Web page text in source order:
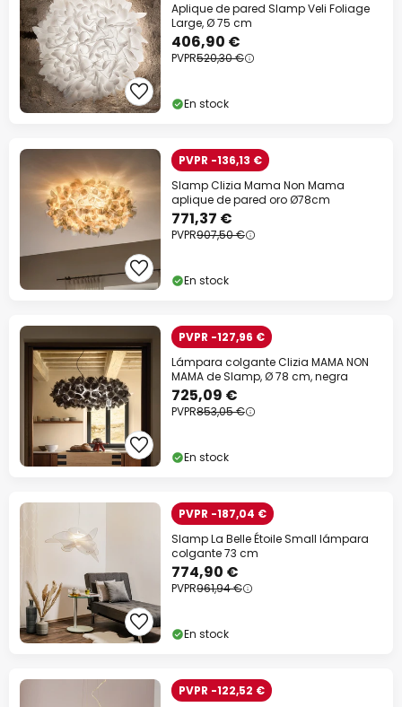
Aplique de pared Slamp Veli Foliage
Large, Ø 75 cm
406,90 €
PVPR520,30 €
En stock
PVPR -136,13 €
Slamp Clizia Mama Non Mama
aplique de pared oro Ø78cm
771,37 €
PVPR907,50 €
En stock
PVPR -127,96 €
Lámpara colgante Clizia MAMA NON
MAMA de Slamp, Ø 78 cm, negra
725,09 €
PVPR853,05 €
En stock
PVPR -187,04 €
Slamp La Belle Étoile Small lámpara
colgante 73 cm
774,90 €
PVPR961,94 €
En stock
PVPR -122,52 €